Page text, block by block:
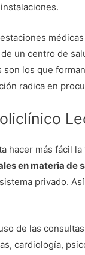
un centro de
los que
radica en
hacer más fácil
en materia de
privado.
de las
cardiología,